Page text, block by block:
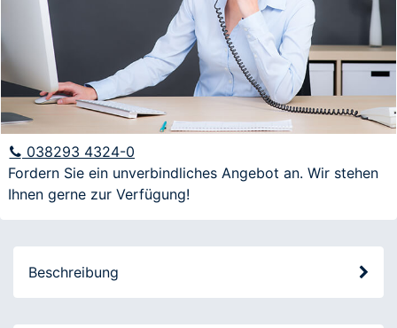
E-Mail
Anfrage
Veranstaltungen informiert werden
038293 4324-0
Fordern Sie ein unverbindliches Angebot an. Wir stehen
Ihnen gerne zur Verfügung!
Beschreibung